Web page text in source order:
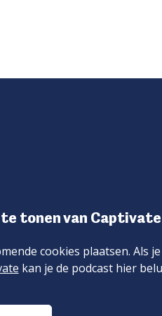
tonen van Captivate
cookies plaatsen. Als
kan je de podcast hier